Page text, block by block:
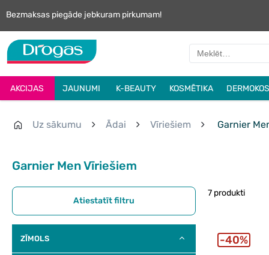
Bezmaksas piegāde jebkuram pirkumam!
AKCIJAS JAUNUMI K-BEAUTY KOSMĒTIKA
Uz sākumu Ādai Vīriešiem Garnier
Garnier Men Vīriešiem
Atiestatīt filtru
ZĪMOLS
7 produkti
40%